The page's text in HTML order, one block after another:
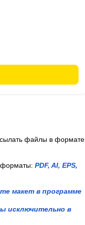
форматы: PDF, AI, EPS,
макет в программе
исключительно в